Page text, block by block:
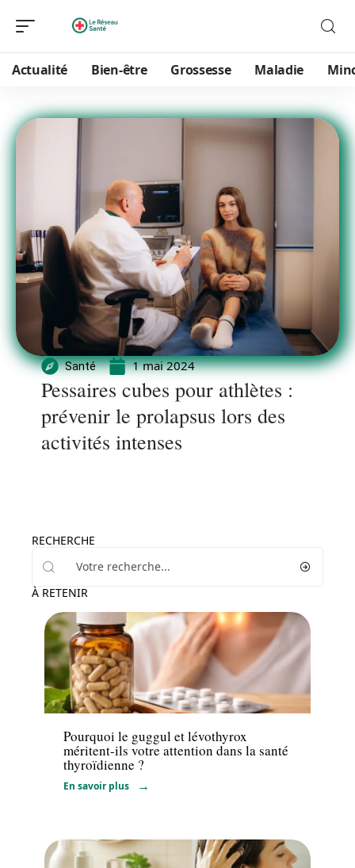
Actualité Bien-être Grossesse Maladie
Santé 1 mai 2024
Pessaires cubes pour athlètes :
prévenir le prolapsus lors des
activités intenses
RECHERCHE
À RETENIR
Santé
Pourquoi le guggul et lévothyrox
méritent-ils votre attention dans la santé
thyroïdienne ?
En savoir plus